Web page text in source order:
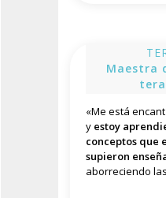
Maestra
«Me está
y estoy
conceptos que
supieron
aborreciendo